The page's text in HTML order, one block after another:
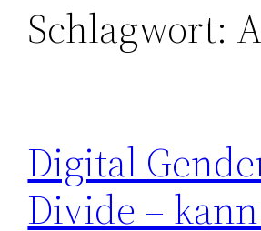
Schlagwort:
Digital
Divide –